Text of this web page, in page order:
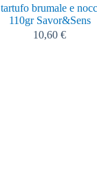
brumale e
110gr Savor&Sens
10,60€